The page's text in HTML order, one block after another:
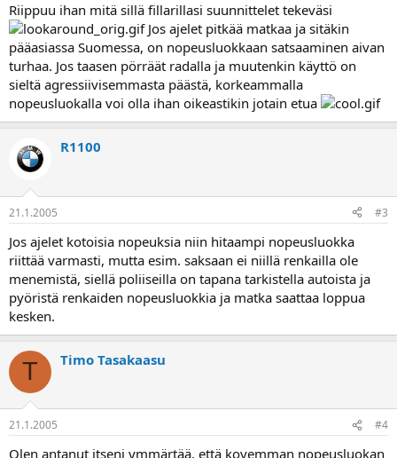
Riippuu ihan mitä sillä fillarillasi suunnittelet tekeväsi
Jos ajelet pitkää matkaa ja sitäkin
pääasiassa Suomessa, on nopeusluokkaan satsaaminen aivan
turhaa. Jos taasen pörräät radalla ja muutenkin käyttö on
sieltä agressiivisemmasta päästä, korkeammalla
nopeusluokalla voi olla ihan oikeastikin jotain etua
R1100
21.1.2005 #3
Jos ajelet kotoisia nopeuksia niin hitaampi nopeusluokka
riittää varmasti, mutta esim. saksaan ei niillä renkailla ole
menemistä, siellä poliiseilla on tapana tarkistella autoista ja
pyöristä renkaiden nopeusluokkia ja matka saattaa loppua
kesken.
T Timo Tasakaasu
21.1.2005 #4
Olen antanut itseni ymmärtää, että kovemman nopeusluokan